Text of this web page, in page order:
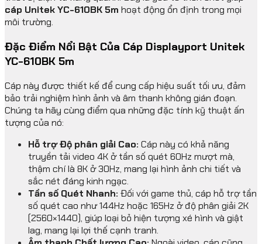
cáp Unitek YC-610BK 5m hoạt động ổn định trong mọi
môi trường.
Đặc Điểm Nổi Bật Của Cáp Displayport Unitek
YC-610BK 5m
Cáp này được thiết kế để cung cấp hiệu suất tối ưu, đảm
bảo trải nghiệm hình ảnh và âm thanh không gián đoạn.
Chúng ta hãy cùng điểm qua những đặc tính kỹ thuật ấn
tượng của nó:
Hỗ trợ Độ phân giải Cao: Cáp này có khả năng
truyền tải video 4K ở tần số quét 60Hz mượt mà,
thậm chí là 8K ở 30Hz, mang lại hình ảnh chi tiết và
sắc nét đáng kinh ngạc.
Tần số Quét Nhanh: Đối với game thủ, cáp hỗ trợ tần
số quét cao như 144Hz hoặc 165Hz ở độ phân giải 2K
(2560×1440), giúp loại bỏ hiện tượng xé hình và giật
lag, mang lại lợi thế cạnh tranh.